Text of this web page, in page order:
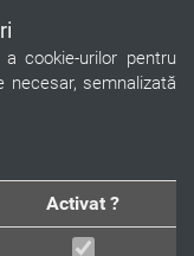
cookie-urilor pentru
semnalizată
Activat ?